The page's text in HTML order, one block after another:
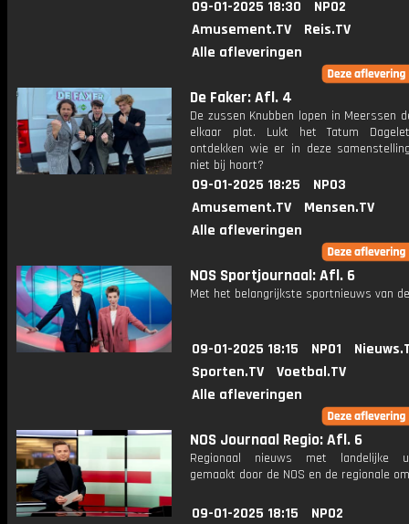
09-01-2025 18:30
NPO2
Amusement.TV
Reis.TV
Alle afleveringen
De Faker: Afl. 4
De zussen Knubben lopen in Meerssen
elkaar plat. Lukt het Tatum
ontdekken wie er in deze
niet bij hoort?
09-01-2025 18:25
NPO3
Amusement.TV
Mensen.TV
Alle afleveringen
NOS Sportjournaal: Afl. 6
Met het belangrijkste sportnieuws van
09-01-2025 18:15 NPO1
Sporten.TV
Voetbal.TV
Alle afleveringen
NOS Journaal Regio: Afl. 6
Regionaal nieuws met landelijke
gemaakt door de NOS en de regionale
09-01-2025 18:15
NPO2